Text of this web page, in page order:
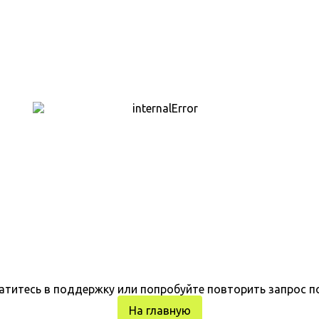
в поддержку или попробуйте повторить запрос
На главную